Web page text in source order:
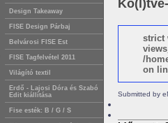
Design Takeaway
FISE Design Párbaj
Belvárosi FISE Est
FISE Tagfelvétel 2011
Világító textil
Erdő - Lajosi Dóra és Szabó
Edit kiállítása
Fise esték: B / G / S
strict
/
on
Submitted by